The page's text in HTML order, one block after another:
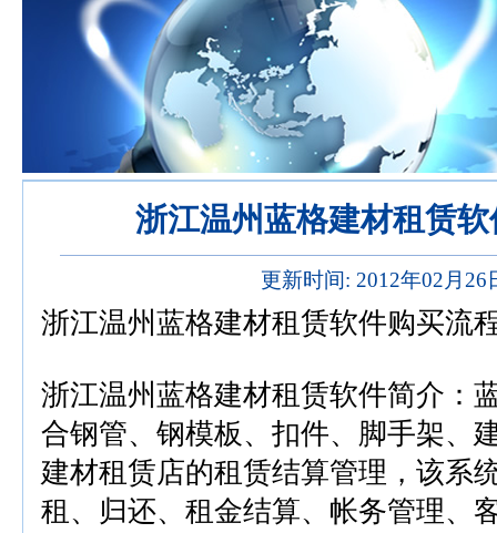
浙江温州蓝格建材租赁
更新时间: 2012年02月
浙江温州蓝格建材租赁软件购买流
浙江温州蓝格建材租赁软件简介：
合钢管、钢模板、扣件、脚手架、
建材租赁店的租赁结算管理，该系
租、归还、租金结算、帐务管理、